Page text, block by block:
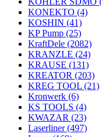
KONEKTO (4)
KOSHIN (41)
KP Pump (25)
KraftDele (2082)
KRANZLE (24)
KRAUSE (131)
KREATOR (203)
KREG TOOL (21)
Kronwerk (6)
KS TOOLS (4)
KWAZAR (23)
Laserliner(497)